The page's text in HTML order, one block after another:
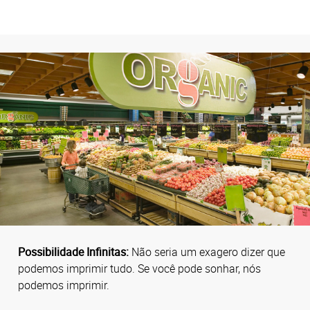
Possibilidade Infinitas: Não seria um exagero dizer que
podemos imprimir tudo. Se você pode sonhar, nós
podemos imprimir.